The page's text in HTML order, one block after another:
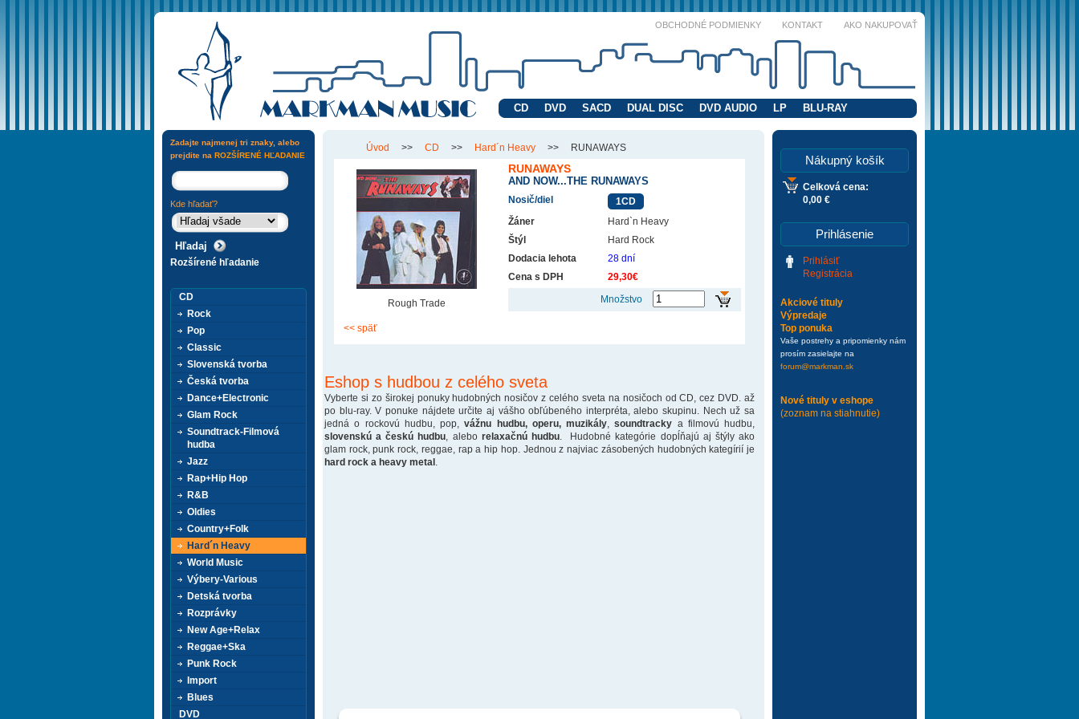
OBCHODNÉ PODMIENKY KONTAKT AKO NAKUPOVAŤ
CD DVD SACD DUAL DISC DVD AUDIO LP BLU-RAY
Úvod >> CD >> Hard´n Heavy >> RUNAWAYS
Rough Trade
RUNAWAYS
AND NOW...THE RUNAWAYS
Nosič/diel
1CD
Žáner
Hard`n Heavy
Štýl
Hard Rock
Dodacia lehota
28 dní
Cena s DPH
29,30€
Množstvo
<< späť
Eshop s hudbou z celého sveta
Vyberte si zo širokej ponuky hudobných nosičov z celého sveta na nosičoch od CD, cez DVD. až
po blu-ray. V ponuke nájdete určite aj vášho obľúbeného interpréta, alebo skupinu. Nech už sa
jedná o rockovú hudbu, pop,vážnu hudbu, operu, muzikály ,soundtracky a filmovú hudbu,
slovenskú a českú hudbu , alebo relaxačnú hudbu. Hudobné kategórie dopĺňajú aj štýly ako
glam rock, punk rock, reggae, rap a hip hop. Jednou z najviac zásobených hudobných kategírií je
hard rock a heavy metal
Nákupný košík
Celková cena:
0,00 €
Prihlásenie
Prihlásiť
Registrácia
Akciové tituly
Výpredaje
Top ponuka
Vaše postrehy a pripomienky nám
prosím zasielajte na
forum@markman.sk
Nové tituly v eshope
(zoznam na stiahnutie)
Zadajte najmenej tri znaky, alebo
prejdite na ROZŠÍRENÉ HĽADANIE
Kde hľadať?
Rozšírené hľadanie
CD
Rock
Pop
Classic
Slovenská tvorba
Česká tvorba
Dance+Electronic
Glam Rock
Soundtrack-Filmová
hudba
Jazz
Rap+Hip Hop
R&B
Oldies
Country+Folk
Hard´n Heavy
World Music
Výbery-Various
Detská tvorba
Rozprávky
New Age+Relax
Reggae+Ska
Punk Rock
Import
Blues
DVD